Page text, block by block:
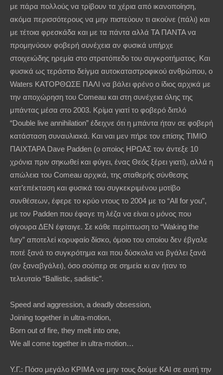
με πάρα πολλούς να τρίβουν τα χέρια από ικανοποίηση,
ακόμα περισσότερους να μην πιστεύουν τι ακούνε (πάλι) και
με τέτοια φρεσκάδα και με τα πάντα αλλά ΤΑ ΠΑΝΤΑ να
προμηνύουν φοβερή συνέχεια αν φυσικά υπήρχε
στοιχειώδης ηρεμία στο στρατόπεδο του συγκροτήματος. Και
φυσικά ως τεράστιο δείγμα αυτοκαταστροφικού ανθρώπου, ο
Waters ΚΑΤΟΡΘΩΣΕ ΠΑΛΙ να βάλει φρένο ο ίδιος αρχικά με
την αποχώρηση του Comeau και στη συνέχεια όλης της
μπάντας μέσα στο 2003. Κρίμα γιατί το φοβερό διπλό
“Double live annihilation” έδειχνε ότι η μπάντα ήταν σε φοβερή
κατάσταση συναυλιακά. Και ναι μεν πήρε τον επίσης ΤΙΜΙΟ
ΠΑΙΧΤΑΡΑ Dave Padden (ο οποίος ΗΡΩΑΣ τον άντεξε 10
χρόνια πριν σηκωθεί και φύγει, ένας Θεός ξέρει γιατί), αλλά η
απώλεια του Comeau αρχικά, της σταθερής σύνθεσης
κατ’επέκταση και φυσικά του συγκεκριμένου μοτίβο
συνθέσεων, έφερε το κρύο ντους το 2004 με το “All for you”,
με τον Padden που έφαγε τη λέζα να είναι ο μόνος που
σίγουρα ΔΕΝ έφταιγε. Σε κάθε περίπτωση το “Waking the
fury” αποτελεί κορυφαίο δίσκο, όμοιο του οποίου δεν έβγαλε
ποτέ ξανά το συγκρότημα και που δύσκολα να βγάλει ξανά
(αν ξαναβγάλει), όσο σούπερ σε σημεία κι αν ήταν το
τελευταίο “Ballistic, sadistic”.
Speed and aggression, a deadly obsession,
Joining together in ultra-motion,
Born out of fire, they melt into one,
We all come together in ultra-motion…
Υ.Γ.: Πόσο μεγάλο ΚΡΙΜΑ να μην τους δούμε ΚΑΙ σε αυτή την